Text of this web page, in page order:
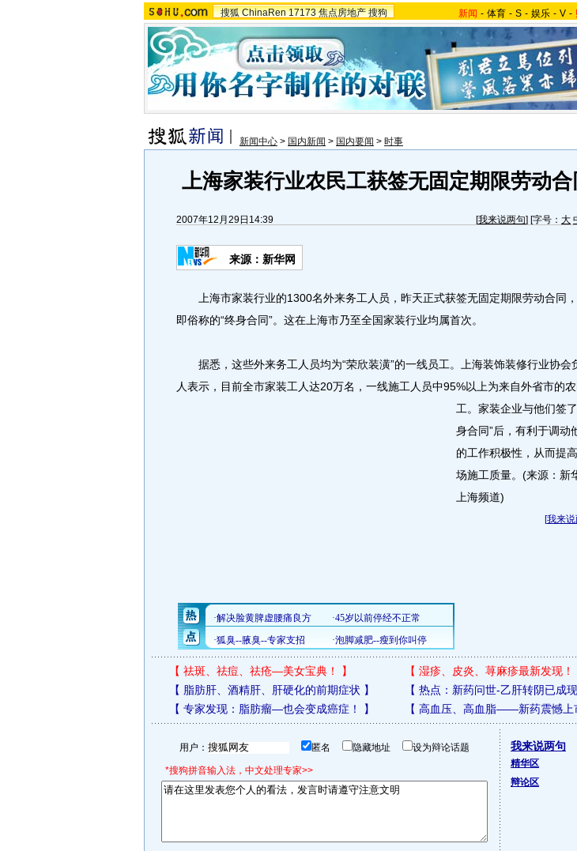
搜狐 ChinaRen 17173 焦点房地产 搜狗 新闻 - 体育 - S - 娱乐 - V -
新闻中心 > 国内新闻 > 国内要闻 > 时事
上海家装行业农民工获签无固定期限劳动合
2007年12月29日14:39 [我来说两句] [字号： 大
来源：新华网
上海市家装行业的1300名外来务工人员，昨天正式获签无固定期限劳动合同
即俗称的“终身合同”。这在上海市乃至全国家装行业均属首次。
据悉，这些外来务工人员均为“荣欣装潢”的一线员工。上海装饰装修行业协会
人表示，目前全市家装工人达20万名，一线施工人员中95%以上为来自外省市的
工。 家装企业与他们签
身合同”后，有利于调动
的工作积极性，从而提
场施工质量。(来源：新
上海频道)
[我来说
【 祛斑、祛痘、祛疮—美女宝典！ 】 【 湿疹、皮炎、荨麻疹最新发现！
【 脂肪肝、酒精肝、肝硬化的前期症状 】 【 热点：新药问世-乙肝转阴已成
【 专家发现：脂肪瘤—也会变成癌症！ 】 【 高血压、高血脂——新药震憾上
用户： 匿名 隐藏地址 设为辩论话题
*搜狗拼音输入法，中文处理专家>>
我来说两句
精华区
辩论区